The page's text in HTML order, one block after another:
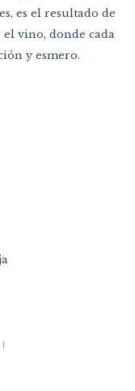
es el resultado de
vino, donde cada
y esmero.